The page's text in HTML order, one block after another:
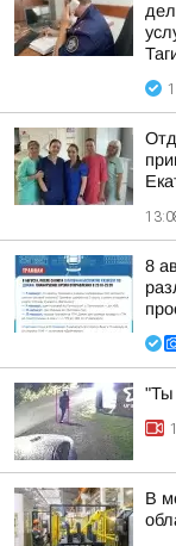
8
"Ты
В